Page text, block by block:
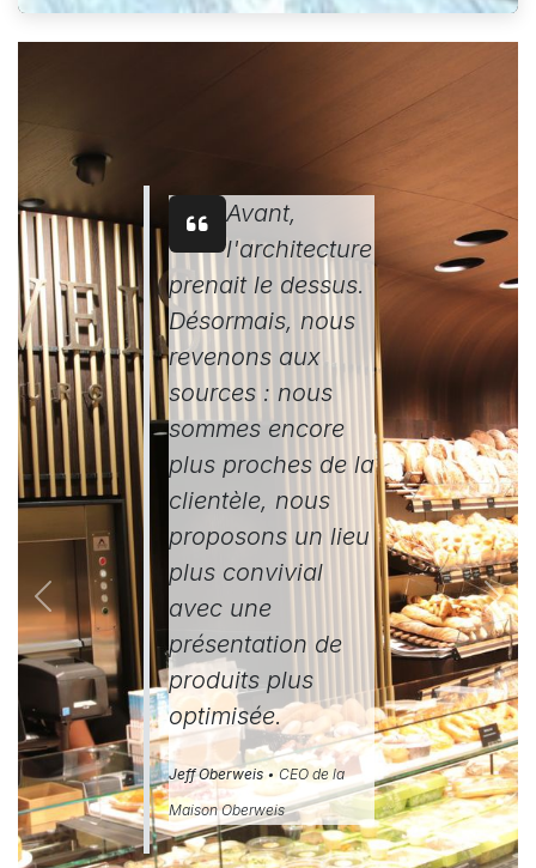
Avant,
l'architecture
prenait le dessus.
Désormais, nous
revenons aux
sources : nous
sommes encore
plus proches de la
clientèle, nous
proposons un lieu
plus convivial
avec une
présentation de
produits plus
optimisée.
JeffOberweis• CEO de la
Maison Oberweis
Précédent